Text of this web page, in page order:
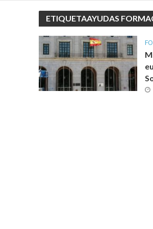
ETIQUETAAYUDAS